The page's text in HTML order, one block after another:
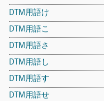
DTM用語け
DTM用語こ
DTM用語さ
DTM用語し
DTM用語す
DTM用語せ